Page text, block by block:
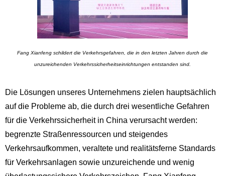
Fang Xianfeng schildert die Verkehrsgefahren, die in den letzten Jahren durch die
unzureichenden Verkehrssicherheitseinrichtungen entstanden sind.
Die Lösungen unseres Unternehmens zielen hauptsächlich
auf die Probleme ab, die durch drei wesentliche Gefahren
für die Verkehrssicherheit in China verursacht werden:
begrenzte Straßenressourcen und steigendes
Verkehrsaufkommen, veraltete und realitätsferne Standards
für Verkehrsanlagen sowie unzureichende und wenig